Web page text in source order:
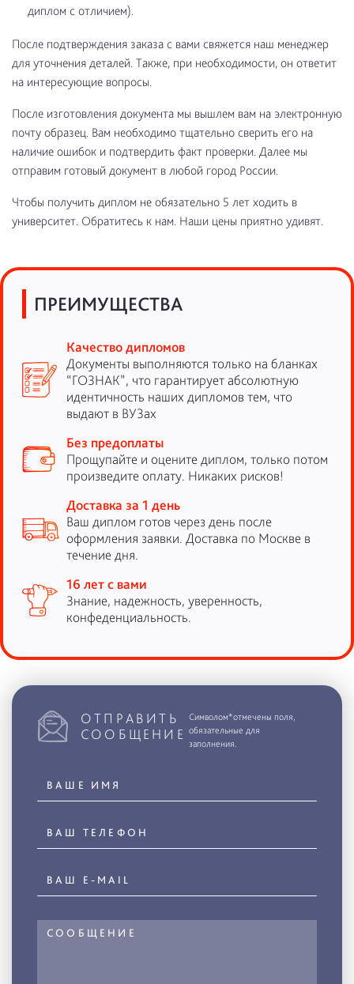
диплом с отличием).
После подтверждения заказа с вами свяжется наш менеджер
для уточнения деталей. Также, при необходимости, он ответит
на интересующие вопросы.
После изготовления документа мы вышлем вам на электронную
почту образец. Вам необходимо тщательно сверить его на
наличие ошибок и подтвердить факт проверки. Далее мы
отправим готовый документ в любой город России.
Чтобы получить диплом не обязательно 5 лет ходить в
университет. Обратитесь к нам. Наши цены приятно удивят.
ПРЕИМУЩЕСТВА
Качество дипломов
Документы выполняются только на бланках
“ГОЗНАК”, что гарантирует абсолютную
идентичность наших дипломов тем, что
выдают в ВУЗах
Без предоплаты
Прощупайте и оцените диплом, только потом
произведите оплату. Никаких рисков!
Доставка за 1 день
Ваш диплом готов через день после
оформления заявки. Доставка по Москве в
течение дня.
16 лет с вами
Знание, надежность, уверенность,
конфеденциальность.
ОТПРАВИТЬ
СООБЩЕНИЕ
Символом*отмечены поля,
обязательные для
заполнения.